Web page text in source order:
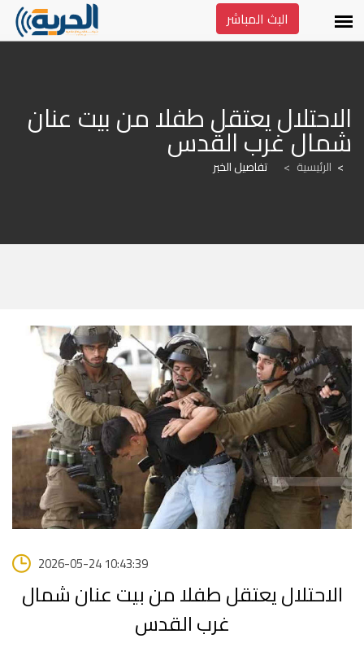
البث المباشر
شمال غرب القدس
الرئيسية > تفاصيل الخبر
2026-05-24 10:43:39
الاحتلال يعتقل طفلا من بيت عنان شمال
غرب القدس